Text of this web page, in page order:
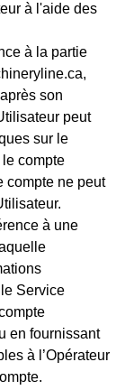
à l'aide des
à la partie
son
peut
sur le
compte
compte ne peut
à une
Service
en fournissant
à l’Opérateur